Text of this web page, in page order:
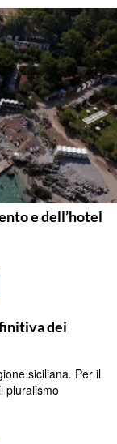
e dell’hotel
dei
siciliana. Per il
pluralismo